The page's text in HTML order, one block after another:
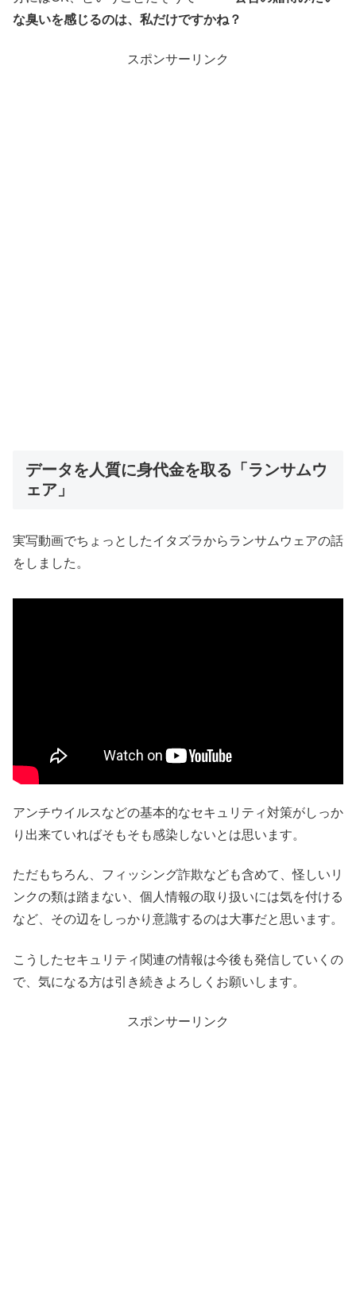
な臭いを感じるのは、私だけですかね？
スポンサーリンク
データを人質に身代金を取る「ランサムウ
ェア」
実写動画でちょっとしたイタズラからランサムウェアの話
をしました。
アンチウイルスなどの基本的なセキュリティ対策がしっか
り出来ていればそもそも感染しないとは思います。
ただもちろん、フィッシング詐欺なども含めて、怪しいリ
ンクの類は踏まない、個人情報の取り扱いには気を付ける
など、その辺をしっかり意識するのは大事だと思います。
こうしたセキュリティ関連の情報は今後も発信していくの
で、気になる方は引き続きよろしくお願いします。
スポンサーリンク